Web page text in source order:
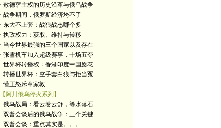
· 敖德萨主权的历史沿革与俄乌战争
· 战争期间，俄罗斯经济垮不了
· 东大不上套：战狼战怂哪个多
· 执政权力：获取、维持与转移
· 当今世界最强的三个国家以及存在
· 张雪机车加入超级赛事，十场五夺
· 世界杯转播权：香港印度中国愿花
· 转播世界杯：空手套白狼与拒当冤
· 懂王怒斥章家敦
【阿川俄乌停火系列】
· 俄乌战局：看云卷云舒，等水落石
· 双普会谈后的俄乌战争：三个关键
· 双普会谈：重点其实是。。。